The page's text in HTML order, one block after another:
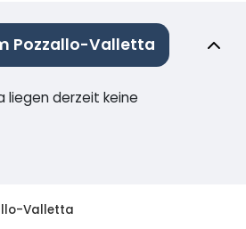
Pozzallo-Valletta
liegen derzeit keine
Valletta